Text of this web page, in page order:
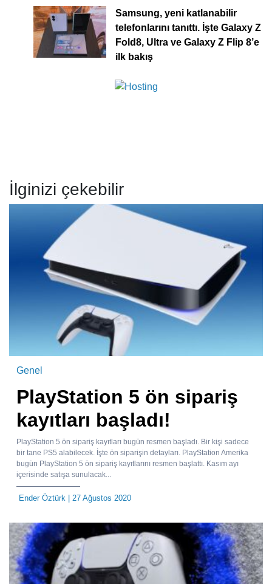
Samsung, yeni katlanabilir
telefonlarını tanıttı. İşte Galaxy Z
Fold8, Ultra ve Galaxy Z Flip 8’e
ilk bakış
İlginizi çekebilir
Genel
PlayStation 5 ön sipariş
kayıtları başladı!
PlayStation 5 ön sipariş kayıtları bugün resmen başladı. Bir kişi sadece
bir tane PS5 alabilecek. İşte ön siparişin detayları. PlayStation Amerika
bugün PlayStation 5 ön sipariş kayıtlarını resmen başlattı. Kasım ayı
içerisinde satışa sunulacak...
Ender Öztürk | 27 Ağustos 2020